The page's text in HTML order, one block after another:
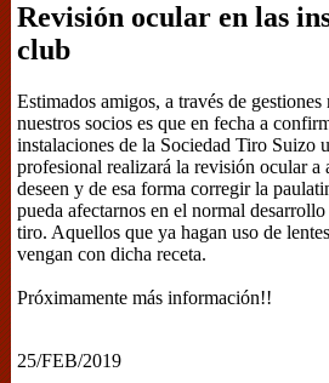
Revisión ocular en las
club
Estimados amigos, a través de
nuestros socios es que en fecha a
instalaciones de la Sociedad Tiro Suizo
profesional realizará la revisión ocular a
deseen y de esa forma corregir la
pueda afectarnos en el normal
tiro. Aquellos que ya hagan uso de
vengan con dicha receta.
Próximamente más información!!
25/FEB/2019